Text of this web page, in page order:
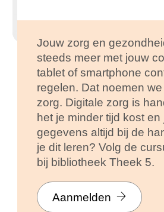
Jouw zorg en
steeds meer met jouw
tablet of smartphone
regelen. Dat noemen
zorg. Digitale zorg is
het je minder tijd kost en
gegevens altijd bij de
je dit leren? Volg de
bij bibliotheek Theek 5.
Aanmelden